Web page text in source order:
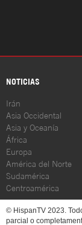
NOTICIAS
Irán
Asia Occidental
Asia y Oceanía
África
Europa
América del Norte
Sudamérica
Centroamérica
© HispanTV 2023.
parcial o